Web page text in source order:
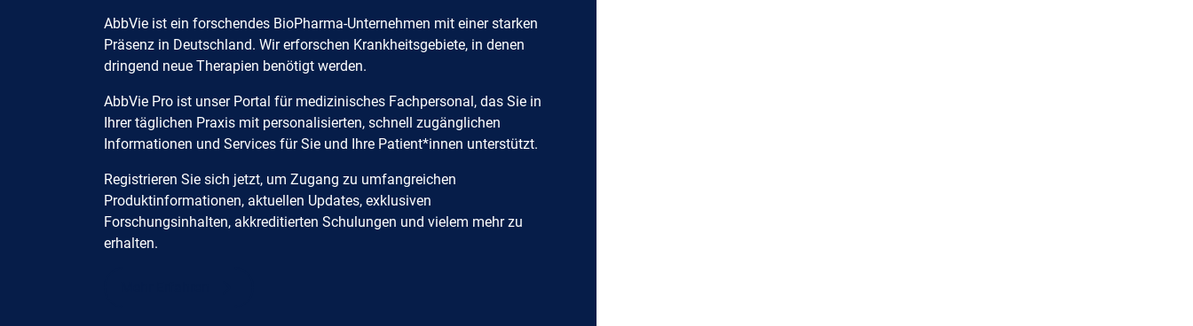
AbbVie ist ein forschendes BioPharma-Unternehmen mit einer starken
Präsenz in Deutschland. Wir erforschen Krankheitsgebiete, in denen
dringend neue Therapien benötigt werden.
AbbVie Pro ist unser Portal für medizinisches Fachpersonal, das Sie in
Ihrer täglichen Praxis mit personalisierten, schnell zugänglichen
Informationen und Services für Sie und Ihre Patient*innen unterstützt.
Registrieren Sie sich jetzt, um Zugang zu umfangreichen
Produktinformationen, aktuellen Updates, exklusiven
Forschungsinhalten, akkreditierten Schulungen und vielem mehr zu
erhalten.